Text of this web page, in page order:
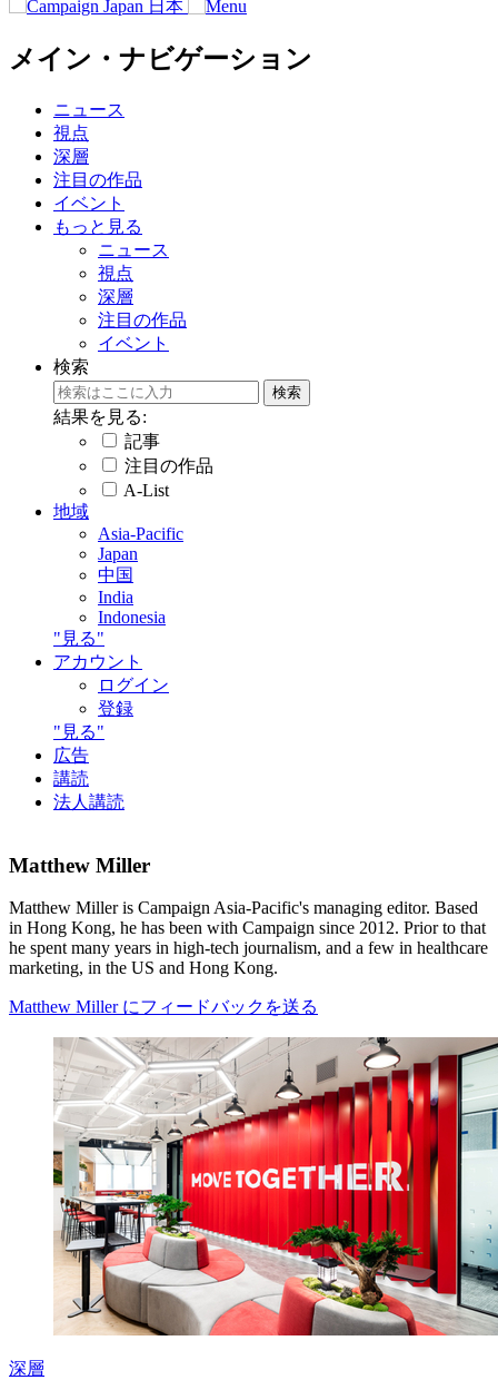
メイン・ナビゲーション
ニュース
視点
深層
注目の作品
イベント
もっと見る
ニュース
視点
深層
注目の作品
イベント
検索
結果を見る:
記事
注目の作品
A-List
地域
Asia-Pacific
Japan
中国
India
Indonesia
"見る"
アカウント
ログイン
登録
"見る"
広告
講読
法人講読
Matthew Miller
Matthew Miller is Campaign Asia-Pacific's managing editor. Based
in Hong Kong, he has been with Campaign since 2012. Prior to that
he spent many years in high-tech journalism, and a few in healthcare
marketing, in the US and Hong Kong.
Matthew Miller にフィードバックを送る
深層